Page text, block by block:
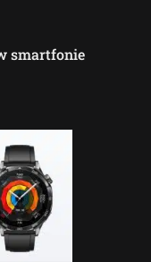
smartfonie